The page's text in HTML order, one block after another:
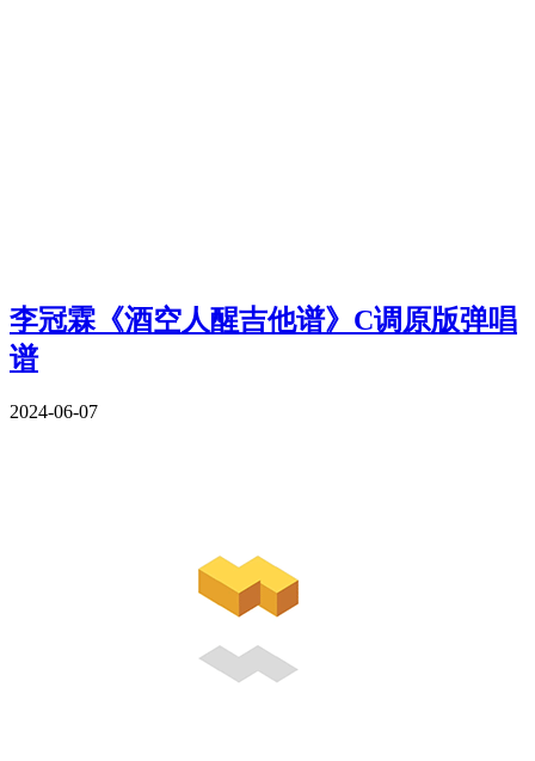
李冠霖《酒空人醒吉他谱》C调原版弹唱
谱
2024-06-07